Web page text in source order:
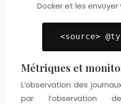
Docker et les envoyer
<source>
Métriques et
L’observation des
par l’observation